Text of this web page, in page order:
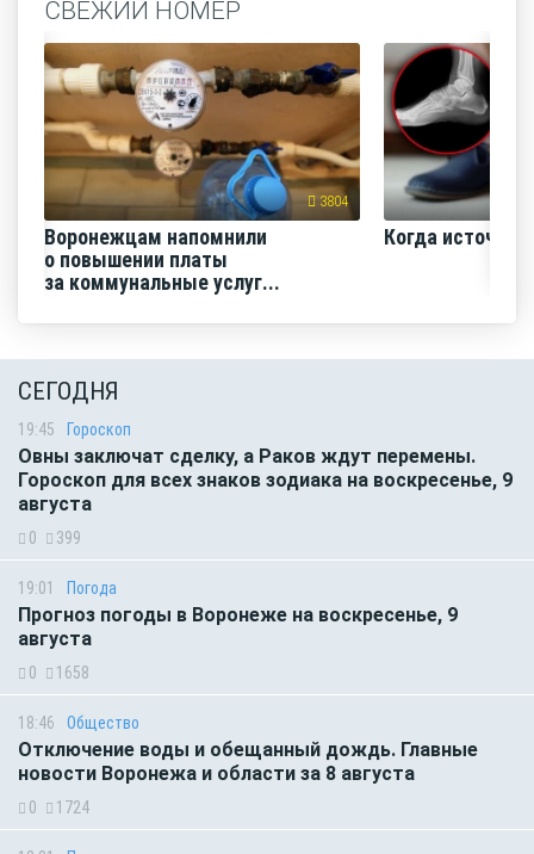
СВЕЖИЙ НОМЕР
3804
Воронежцам напомнили
о повышении платы
за коммунальные услуг...
Когда
СЕГОДНЯ
19:45 Гороскоп
Овны заключат сделку, а Раков ждут перемены.
Гороскоп для всех знаков зодиака на воскресенье, 9
августа
0 399
19:01 Погода
Прогноз погоды в Воронеже на воскресенье, 9
августа
0 1658
18:46 Общество
Отключение воды и обещанный дождь. Главные
новости Воронежа и области за 8 августа
0 1724